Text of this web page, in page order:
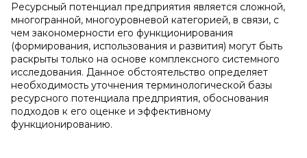
Ресурсный потенциал предприятия является сложной,
многогранной, многоуровневой категорией, в связи, с
чем закономерности его функционирования
(формирования, использования и развития) могут быть
раскрыты только на основе комплексного системного
исследования. Данное обстоятельство определяет
необходимость уточнения терминологической базы
ресурсного потенциала предприятия, обоснования
подходов к его оценке и эффективному
функционированию.